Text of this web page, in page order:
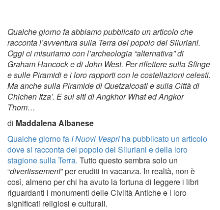
Qualche giorno fa abbiamo pubblicato un articolo che
racconta l’avventura sulla Terra del popolo dei Siluriani.
Oggi ci misuriamo con l’archeologia “alternativa” di
Graham Hancock e di John West. Per riflettere sulla Sfinge
e sulle Piramidi e i loro rapporti con le costellazioni celesti.
Ma anche sulla Piramide di Quetzalcoatl e sulla Città di
Chichen Itza’. E suisiti di Angkhor What ed Angkor
Thom…
di Maddalena Albanese
Qualche giorno fa I Nuovi Vespri ha pubblicato un articolo
dove si racconta del popolo dei Siluriani e della loro
stagione sulla Terra. Tutto questo sembra solo un
“divertissement” per eruditi in vacanza. In realtà, non è
così, almeno per chi ha avuto la fortuna di leggere i libri
riguardanti i monumenti delle Civiltà Antiche e i loro
significati religiosi e culturali.